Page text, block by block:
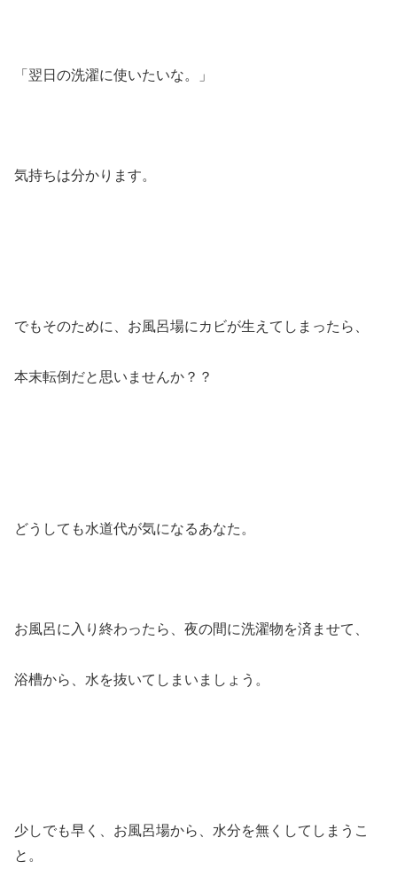
「翌日の洗濯に使いたいな。」
気持ちは分かります。
でもそのために、お風呂場にカビが生えてしまったら、
本末転倒だと思いませんか？？
どうしても水道代が気になるあなた。
お風呂に入り終わったら、夜の間に洗濯物を済ませて、
浴槽から、水を抜いてしまいましょう。
少しでも早く、お風呂場から、水分を無くしてしまうこ
と。